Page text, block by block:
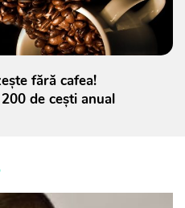
fără cafea!
de cești anual